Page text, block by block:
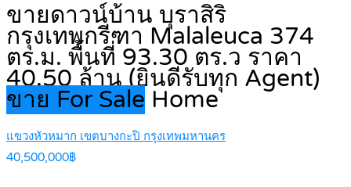
ขายดาวน์บ้าน บุราสิริ
กรุงเทพกรีฑา Malaleuca 374
ตร.ม. พื้นที่ 93.30 ตร.ว ราคา
40.50 ล้าน (ยินดีรับทุก Agent)
ขาย For Sale Home
แขวงหัวหมาก เขตบางกะปิ กรุงเทพมหานคร
40,500,000฿